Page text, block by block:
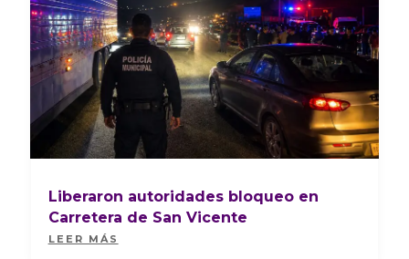
Liberaron autoridades bloqueo en
Carretera de San Vicente
LEER MÁS